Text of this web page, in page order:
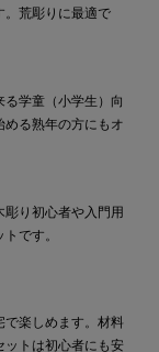
。荒彫りに最適で
学童（小学生）向
める熟年の方にもオ
り初心者や入門用
です。
で楽しめます。材料
ットは初心者にも安